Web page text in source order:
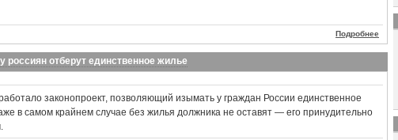
Подробнее
россиян отберут единственное жилье
законопроект, позволяющий изымать у граждан России единственное
в самом крайнем случае без жилья должника не оставят — его принудительно